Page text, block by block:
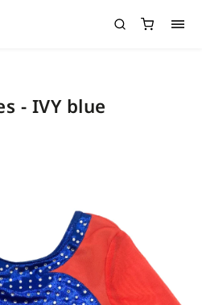
- IVY blue